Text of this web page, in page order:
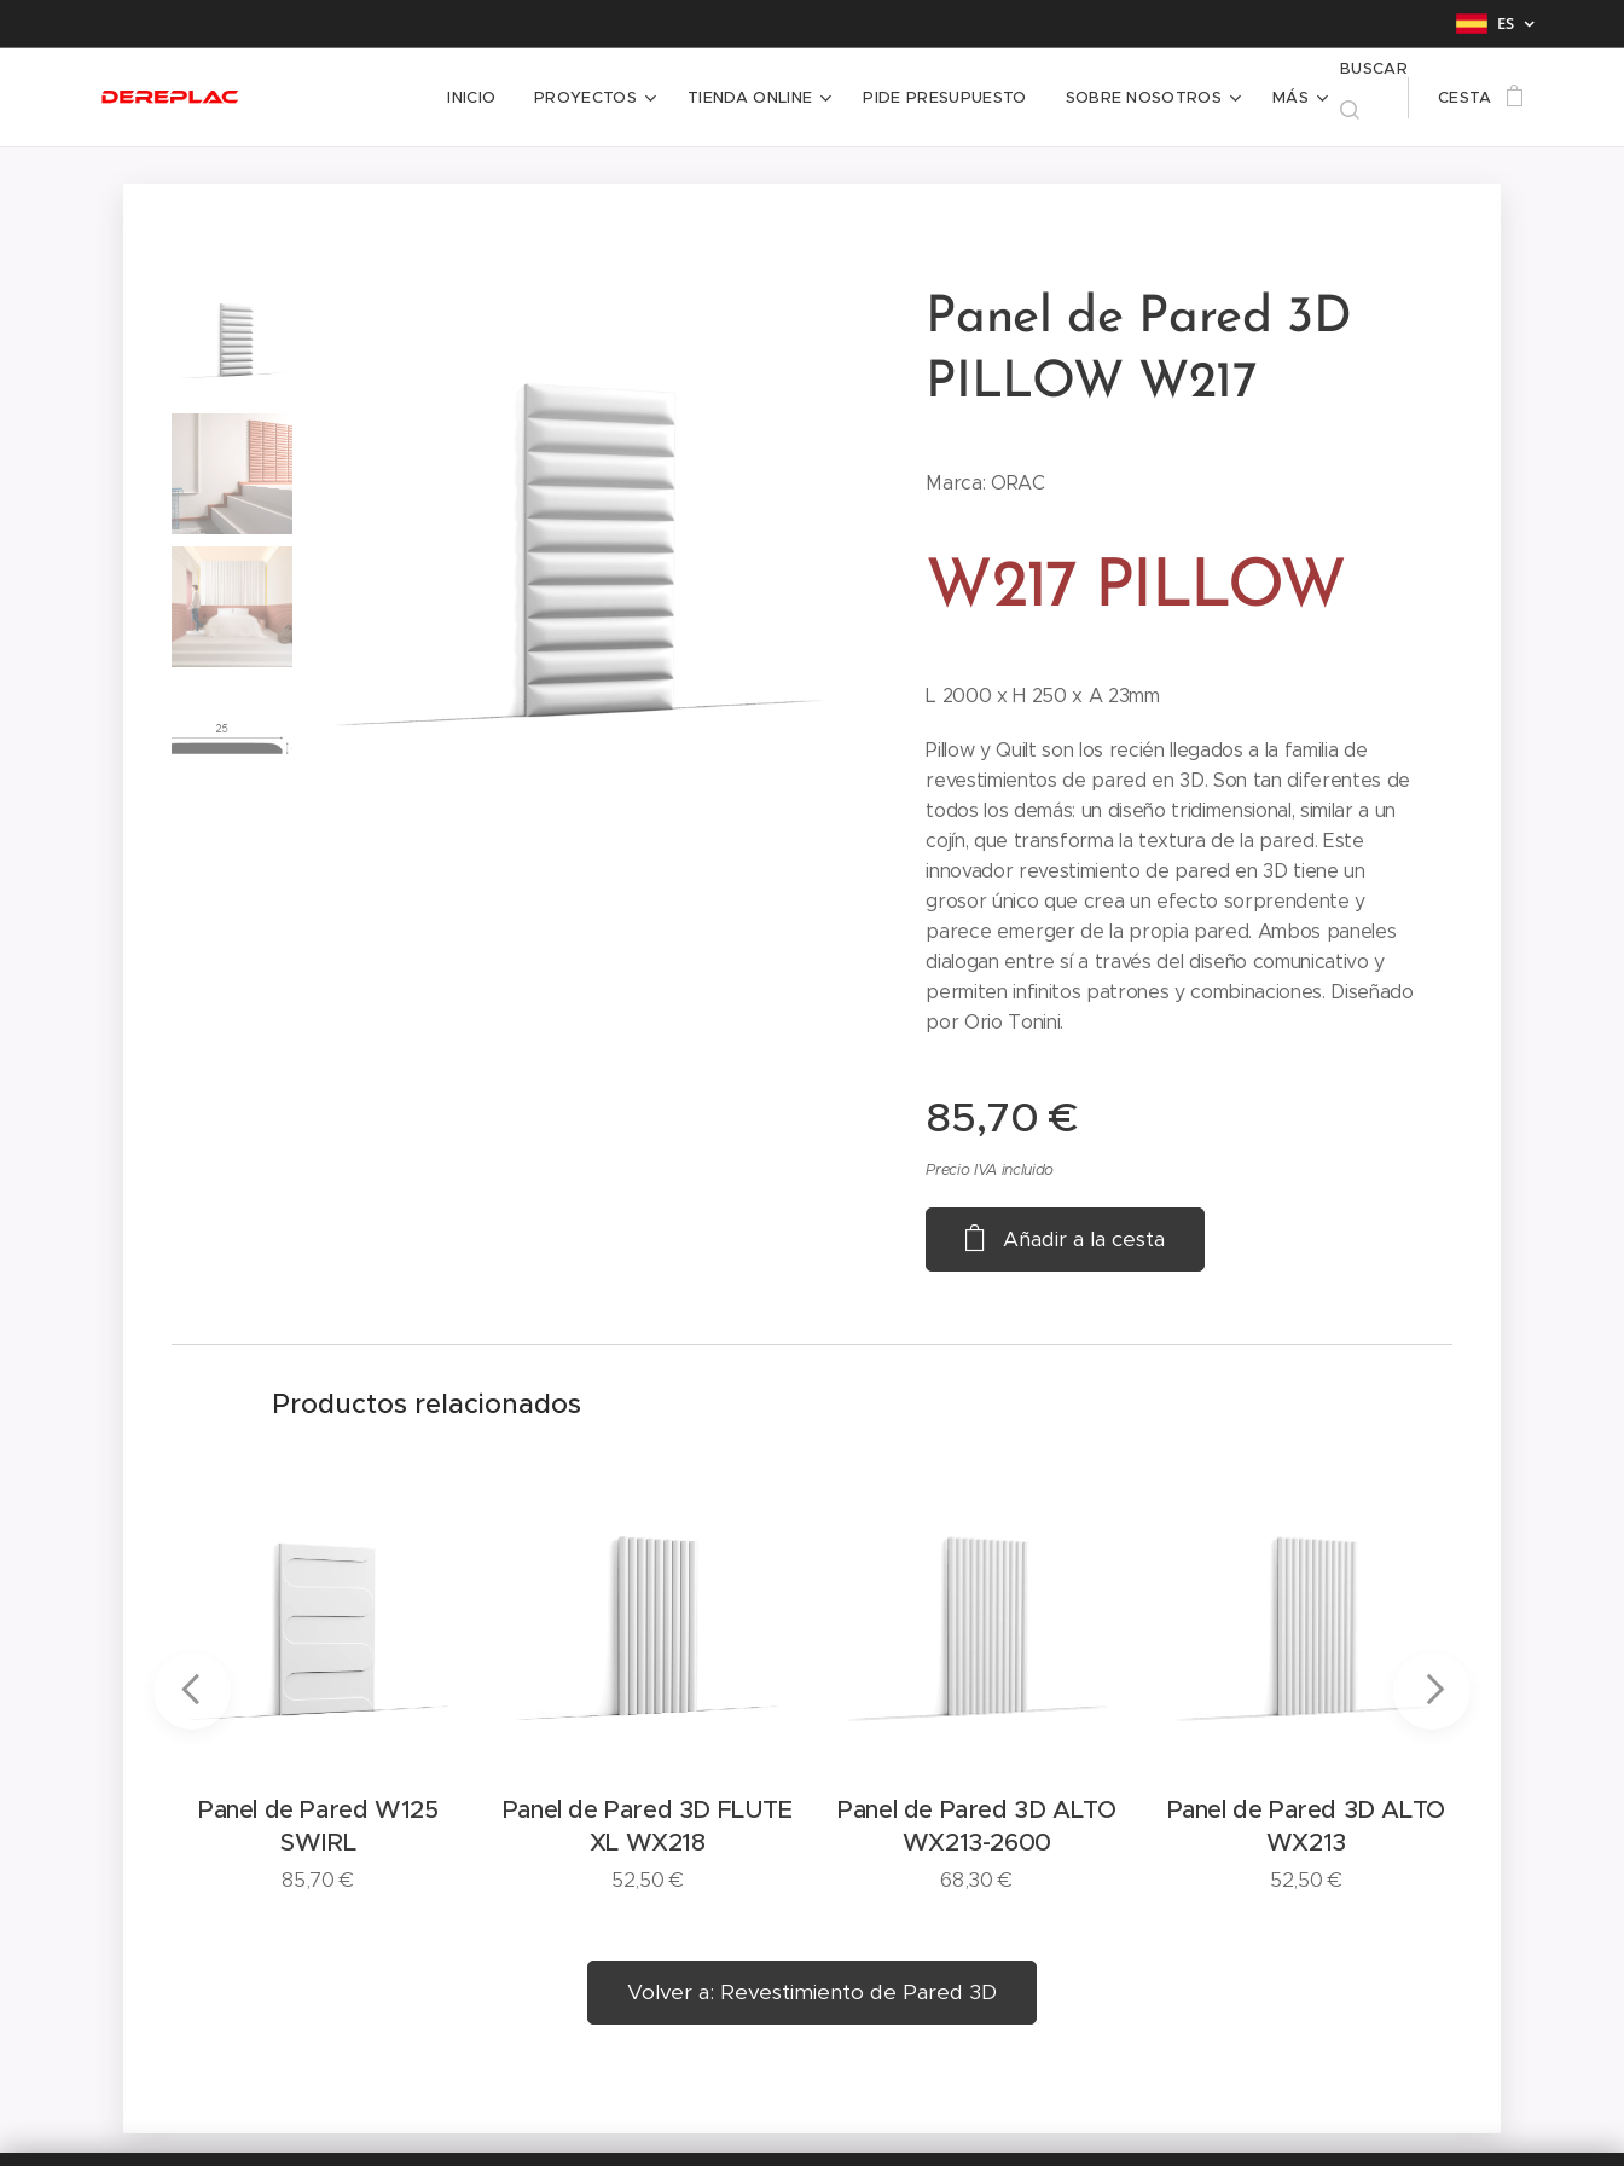
ES
INICIO PROYECTOS TIENDA ONLINE PIDE PRESUPUESTO SOBRE NOSOTROS MÁS
BUSCAR
CESTA
Panel de Pared 3D
PILLOW W217
Marca: ORAC
W217 PILLOW
L 2000 x H 250 x A 23mm
Pillow y Quilt son los recién llegados a la familia de
revestimientos de pared en 3D. Son tan diferentes de
todos los demás: un diseño tridimensional, similar a un
cojín, que transforma la textura de la pared. Este
innovador revestimiento de pared en 3D tiene un
grosor único que crea un efecto sorprendente y
parece emerger de la propia pared. Ambos paneles
dialogan entre sí a través del diseño comunicativo y
permiten infinitos patrones y combinaciones. Diseñado
por Orio Tonini.
85,70 €
Precio IVA incluido
Añadir a la cesta
Productos relacionados
Panel de Pared W125
SWIRL
85,70€
Panel de Pared 3D FLUTE
XL WX218
52,50€
Panel de Pared 3D ALTO
WX213-2600
68,30€
Panel de Pared 3D ALTO
WX213
52,50€
Volver a: Revestimiento de Pared 3D